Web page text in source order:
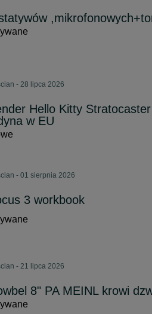
- 28 lipca 2026
Hello Kitty
w EU
- 01 sierpnia 2026
3 workbook
- 21 lipca 2026
8" PA MEINL krowi